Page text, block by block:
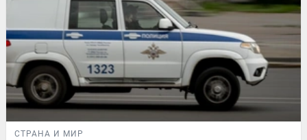
СТРАНА И МИР